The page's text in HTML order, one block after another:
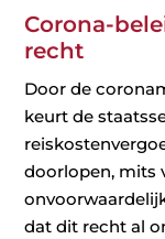
Corona-
recht
Door de
keurt de
doorlopen, mits
dat dit recht al